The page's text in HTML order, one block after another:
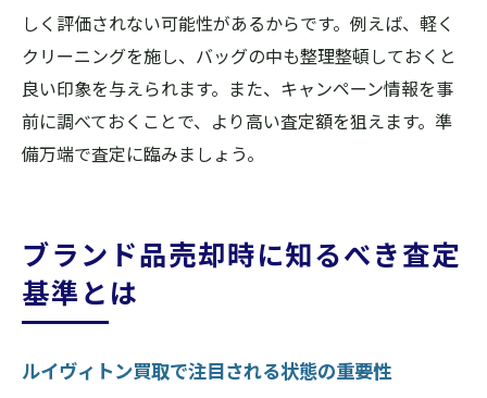
しく評価されない可能性があるからです。例えば、軽く
クリーニングを施し、バッグの中も整理整頓しておくと
良い印象を与えられます。また、キャンペーン情報を事
前に調べておくことで、より高い査定額を狙えます。準
備万端で査定に臨みましょう。
ブランド品売却時に知るべき査定
基準とは
ルイヴィトン買取で注目される状態の重要性